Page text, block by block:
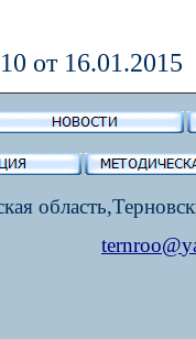
от 16.01.2015
ternroo@